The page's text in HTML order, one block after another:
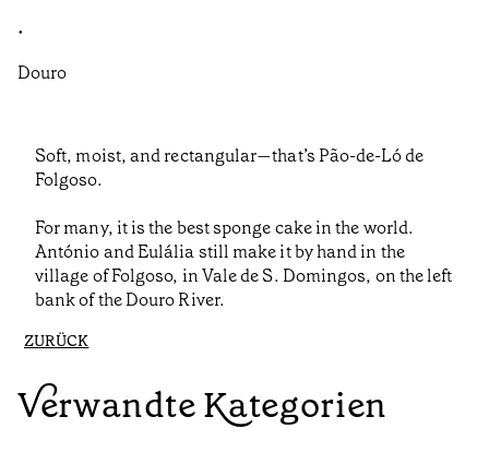
•
Douro
Soft, moist, and rectangular—that’s Pão-de-Ló de
Folgoso.
For many, it is the best sponge cake in the world.
António and Eulália still make it by hand in the
village of Folgoso, in Vale de S. Domingos, on the left
bank of the Douro River.
ZURÜCK
Verwandte Kategorien